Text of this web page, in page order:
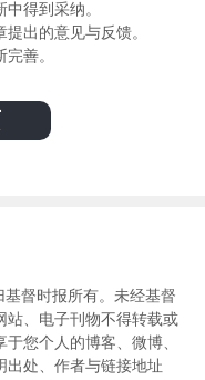
得到采纳。
出的意见与反馈。
善。
基督时报所有。未经基督
站、电子刊物不得转载或
您个人的博客、微博、
出处、作者与链接地址